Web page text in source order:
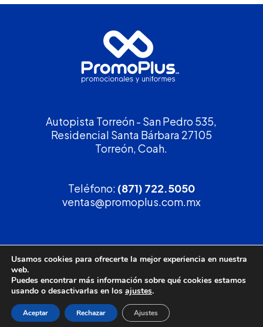
Autopista Torreón - San Pedro 535,
Residencial Santa Bárbara 27105
Torreón, Coah.
Teléfono: (871) 722.5050
ventas@promoplus.com.mx
¡Solicita tucotización!
(800) 90 PROMO
Política de privacidad
Usamos cookies para ofrecerte la mejor experiencia en nuestra
web.
Puedes encontrar más información sobre qué cookies estamos
usando o desactivarlas en los ajustes.
Aceptar Rechazar Ajustes